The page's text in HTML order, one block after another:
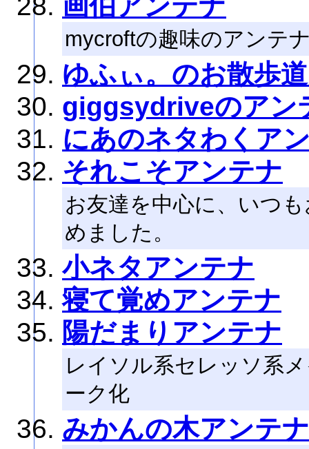
mycroftの趣味のアンテ
ゆふぃ。のお散歩
giggsydriveのアン
にあのネタわくア
それこそアンテナ
お友達を中心に、いつ
めました。
小ネタアンテナ
寝て覚めアンテナ
陽だまりアンテナ
レイソル系セレッソ系
ーク化
みかんの木アンテナ